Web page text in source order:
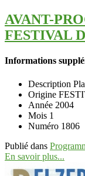
AVANT-
FESTIVAL
Informations
Description
Origine
Année 2004
Mois 1
Numéro 1806
Publié dans
En savoir plus...